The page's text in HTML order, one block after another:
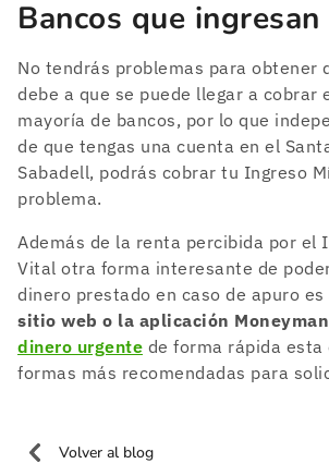
Bancos que
No tendrás problemas para obtener
debe a que se puede llegar a cobrar
mayoría de bancos, por lo que
de que tengas una cuenta en el
Sabadell, podrás cobrar tu Ingreso
problema.
Además de la renta percibida por el
Vital otra forma interesante de
dinero prestado en caso de apuro
sitio web o la aplicación Moneyman
dinero urgente de forma rápida esta
formas más recomendadas para
Volver al blog